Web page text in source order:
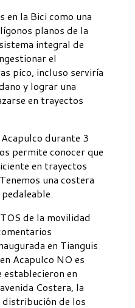
en la Bici como una
planos de la
integral de
el
pico, incluso serviría
y lograr una
en trayectos
durante 3
permite conocer que
en trayectos
una costera
de la movilidad
en Tianguis
Acapulco NO es
en
Costera, la
distribución de los